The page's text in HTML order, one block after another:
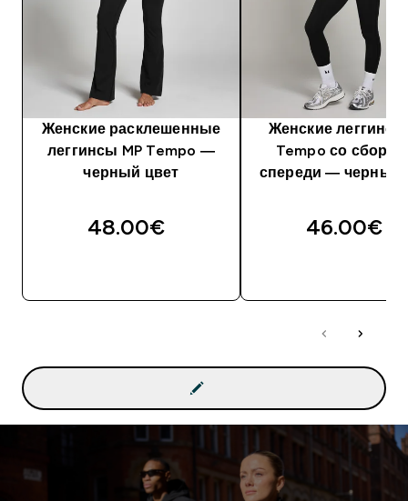
Женские расклешенные
леггинсы MP Tempo —
черный цвет
48.00€‎
Женские леггинсы
Tempo со
спереди — черный
46.00€‎